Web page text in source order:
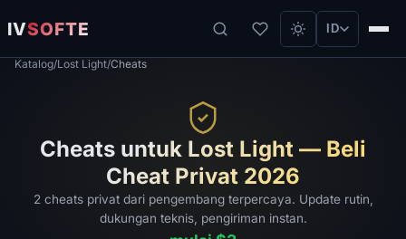
IVSOFTE ID
Katalog/Lost Light/Cheats
Cheats untuk Lost Light — Beli
Cheat Privat 2026
2 cheats privat dari pengembang terpercaya. Update rutin,
dukungan teknis, pengiriman instan.